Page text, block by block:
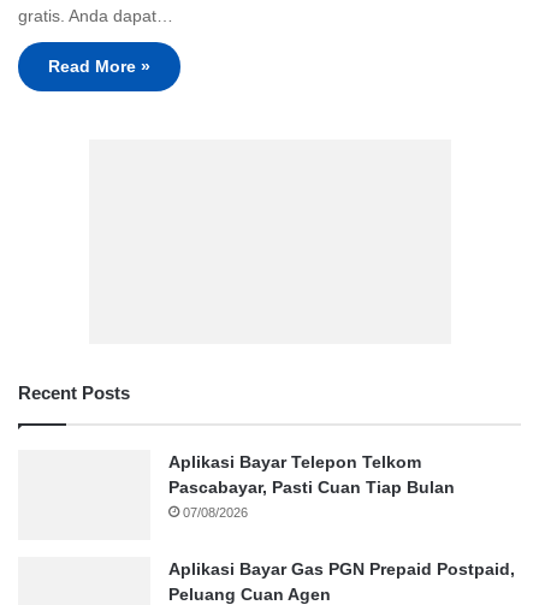
gratis. Anda dapat…
Read More »
Recent Posts
Aplikasi Bayar Telepon Telkom
Pascabayar, Pasti Cuan Tiap Bulan
07/08/2026
Aplikasi Bayar Gas PGN Prepaid Postpaid,
Peluang Cuan Agen